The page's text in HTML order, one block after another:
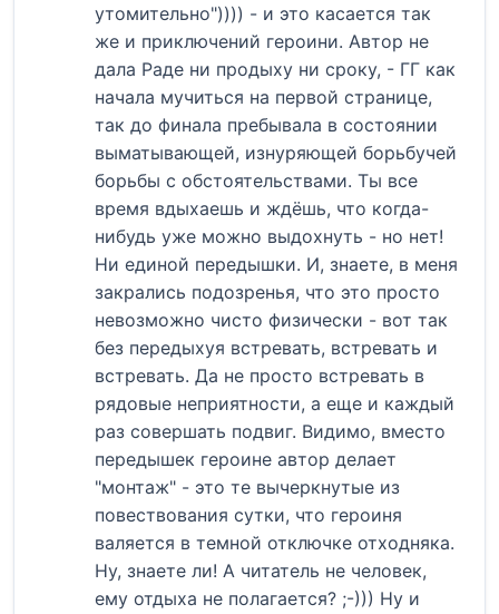
утомительно")))) - и это касается так
же и приключений героини. Автор не
дала Раде ни продыху ни сроку, - ГГ как
начала мучиться на первой странице,
так до финала пребывала в состоянии
выматывающей, изнуряющей борьбучей
борьбы с обстоятельствами. Ты все
время вдыхаешь и ждёшь, что когда-
нибудь уже можно выдохнуть - но нет!
Ни единой передышки. И, знаете, в меня
закрались подозренья, что это просто
невозможно чисто физически - вот так
без передыхуя встревать, встревать и
встревать. Да не просто встревать в
рядовые неприятности, а еще и каждый
раз совершать подвиг. Видимо, вместо
передышек героине автор делает
"монтаж" - это те вычеркнутые из
повествования сутки, что героиня
валяется в темной отключке отходняка.
Ну, знаете ли! А читатель не человек,
ему отдыха не полагается? ;-))) Ну и